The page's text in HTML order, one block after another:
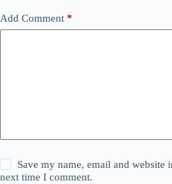
Add Comment *
Save my name, email and website
next time I comment.